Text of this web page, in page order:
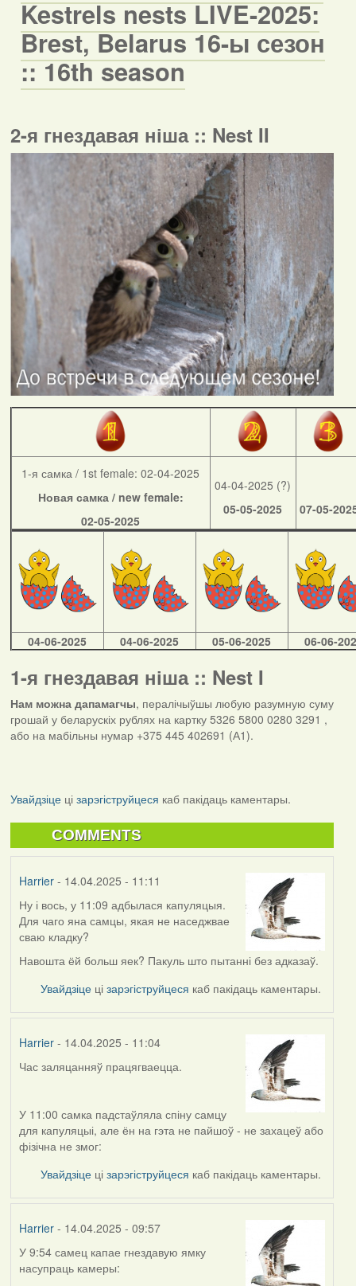
Kestrels nests LIVE-2025:
Brest, Belarus 16-ы сезон
:: 16th season
2-я гнездавая ніша :: Nest II
1-я самка / 1st female: 02-04-2025
Новая самка / new female:
02-05-2025
04-04-2025 (?)
05-05-2025
07-05-
04-06-2025 04-06-2025 05-06-2025 06-06-
1-я гнездавая ніша :: Nest I
Нам можна дапамагчы, пералічыўшы любую разумную суму
грошай у беларускіх рублях на картку 5326 5800 0280 3291 ,
або на мабільны нумар +375 445 402691 (А1).
Увайдзіцеці зарэгіструйцеся каб пакідаць каментары.
COMMENTS
Harrier- 14.04.2025 - 11:11
Ну і вось, у 11:09 адбылася капуляцыя.
Для чаго яна самцы, якая не наседжвае
сваю кладку?
Навошта ёй больш яек? Пакуль што пытанні без адказаў.
Увайдзіце цізарэгіструйцеся каб пакідаць каментары.
Harrier- 14.04.2025 - 11:04
Час заляцанняў працягваецца.
У 11:00 самка падстаўляла спіну самцу
для капуляцыі, але ён на гэта не пайшоў - не захацеў або
фізічна не змог:
Увайдзіце цізарэгіструйцеся каб пакідаць каментары.
Harrier- 14.04.2025 - 09:57
У 9:54 самец капае гнездавую ямку
насупраць камеры: